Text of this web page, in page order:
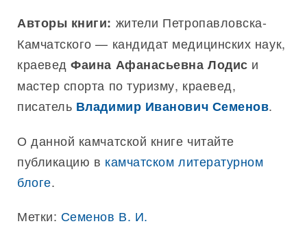
Авторы книги: жители Петропавловска-
Камчатского — кандидат медицинских наук,
краеведФаина Афанасьевна Лодис и
мастер спорта по туризму, краевед,
писатель Владимир Иванович Семенов.
О данной камчатской книге читайте
публикацию в камчатском литературном
блоге.
Метки: Семенов В. И.